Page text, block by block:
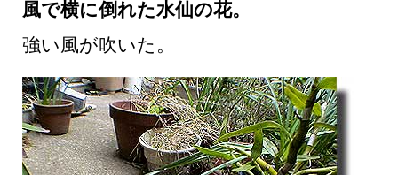
風で横に倒れた水仙の花。
強い風が吹いた。